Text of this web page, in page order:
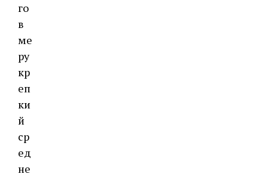
го
в
ме
ру
кр
еп
ки
й
ср
ед
не